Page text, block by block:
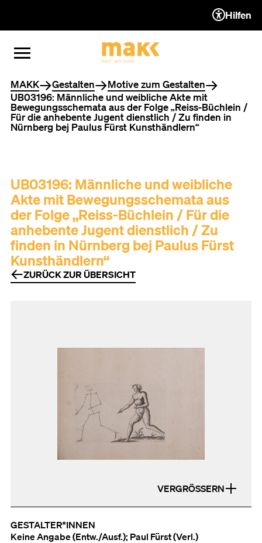
ZUM INHALT (ACCESSKEY 1)
ZUR NAVIGATION
ZUM FOOTER (ACCESSKEY 3)
MENÜ ÖFFNEN
MENÜ SCHLIESSEN
Hilfen
Sie befinden sich hier
MAKK Gestalten
Motive zum Gestalten
UB03196: Männliche und weibliche Akte mit
Bewegungsschemata aus der Folge „Reiss-Büchlein /
Für die anhebente Jugent dienstlich / Zu finden in
Nürnberg bej Paulus Fürst Kunsthändlern“
UB03196: Männliche und weibliche
Akte mit Bewegungsschemata aus
der Folge „Reiss-Büchlein / Für die
anhebente Jugent dienstlich / Zu
finden in Nürnberg bej Paulus Fürst
Kunsthändlern“
ZURÜCK ZUR ÜBERSICHT
VERGRÖSSERN
GESTALTER*INNEN
Keine Angabe (Entw./Ausf.); Paul Fürst (Verl.)